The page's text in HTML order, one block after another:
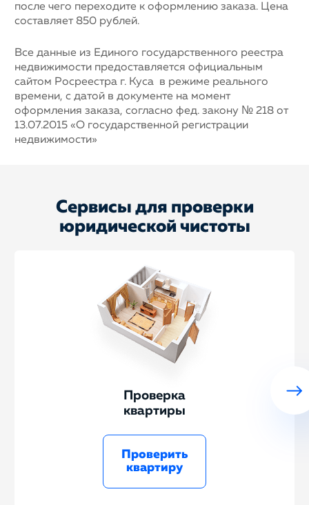
после чего переходите к оформлению заказа. Цена
составляет 850 рублей.
Все данные из Единого государственного реестра
недвижимости предоставляется официальным
сайтом Росреестра г. Куса в режиме реального
времени, с датой в документе на момент
оформления заказа, согласно фед. закону № 218 от
13.07.2015 «О государственной регистрации
недвижимости»
Сервисы для проверки
юридической чистоты
Проверка
квартиры
Проверить
квартиру